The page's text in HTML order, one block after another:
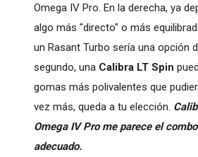
Omega IV Pro. En la derecha, ya
algo más "directo" o más
un Rasant Turbo sería una opción
segundo, una Calibra LT Spin
gomas más polivalentes que
vez más, queda a tu elección.
Omega IV Pro me parece el
adecuado.